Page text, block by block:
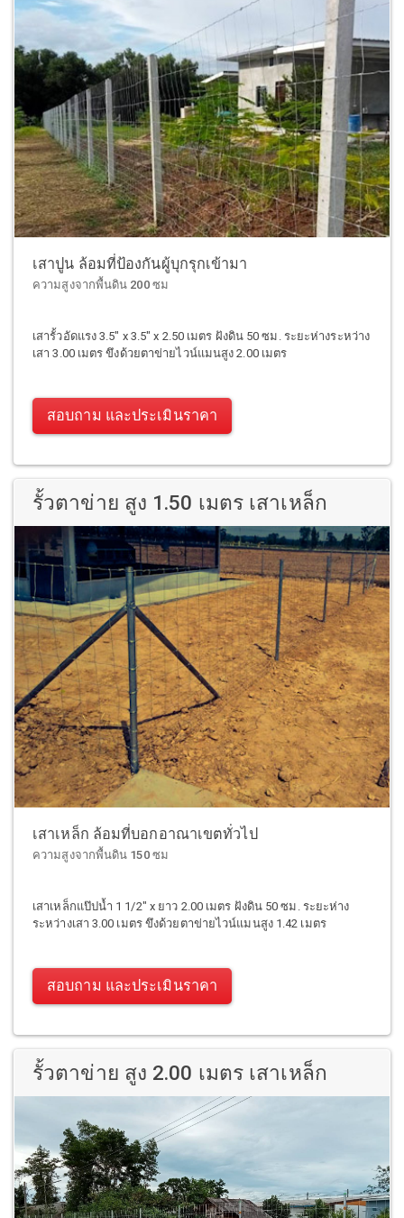
เสาปูน ล้อมที่ป้องกันผู้บุกรุกเข้ามา
ความสูงจากพื้นดิน 200 ซม
เสารั้วอัดแรง 3.5" x 3.5" x 2.50 เมตร ฝังดิน 50 ซม. ระยะห่างระหว่าง
เสา 3.00 เมตร ขึงด้วยตาข่ายไวน์แมนสูง 2.00 เมตร
สอบถาม และประเมินราคา
รั้วตาข่าย สูง 1.50 เมตร เสาเหล็ก
เสาเหล็ก ล้อมที่บอกอาณาเขตทั่วไป
ความสูงจากพื้นดิน 150 ซม
เสาเหล็กแป๊ปน้ำ 1 1/2" x ยาว 2.00 เมตร ฝังดิน 50 ซม. ระยะห่าง
ระหว่างเสา 3.00 เมตร ขึงด้วยตาข่ายไวน์แมนสูง 1.42 เมตร
สอบถาม และประเมินราคา
รั้วตาข่าย สูง 2.00 เมตร เสาเหล็ก